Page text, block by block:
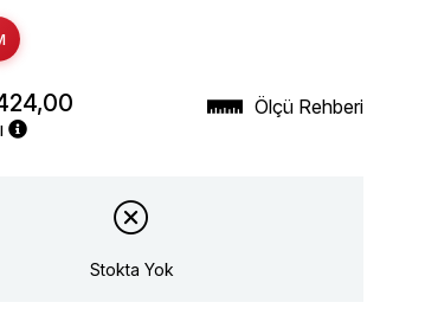
Ölçü Rehberi
Stokta Yok